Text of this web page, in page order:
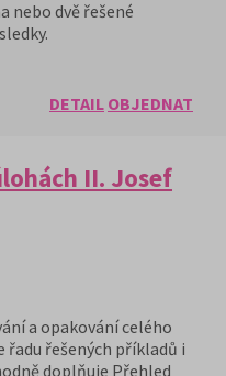
nebo dvě řešené
DETAIL OBJEDNAT
II. Josef
a opakování celého
řešených příkladů i
doplňuje Přehled